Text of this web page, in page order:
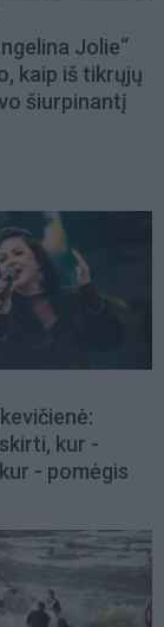
Jolie“
kaip iš tikrųjų
šiurpinantį
kur -
- pomėgis